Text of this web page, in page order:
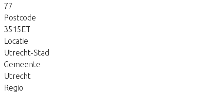
77
Postcode
3515ET
Locatie
Utrecht-Stad
Gemeente
Utrecht
Regio